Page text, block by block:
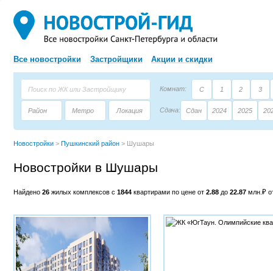
Все новостройки Застройщики Акции и скидки
Комнат: С 1 2 3
Район Метро Локация Сдача: Сдан 2024 2025
Новостройки > Пушкинский район > Шушары
Новостройки в Шушары
Найдено26 жилых комплексов с1844 квартирами по цене от2.88 до22.87 млн.₽